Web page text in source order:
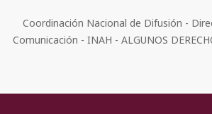
Coordinación Nacional de Difusión -
Comunicación - INAH - ALGUNOS